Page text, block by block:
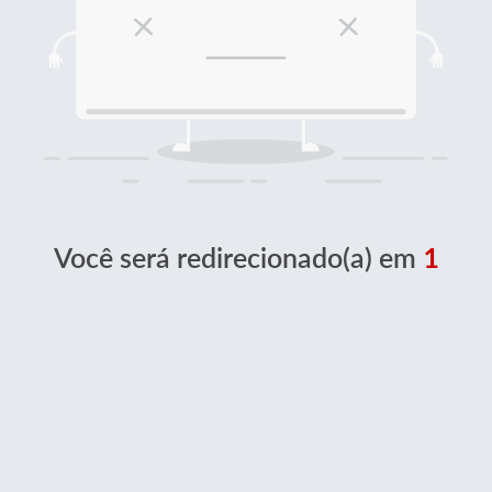
Você será redirecionado(a) em 1